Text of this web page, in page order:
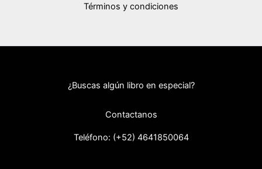
Términos y condiciones
¿Buscas algún libro en especial?
Contactanos
Teléfono: (+52) 4641850064